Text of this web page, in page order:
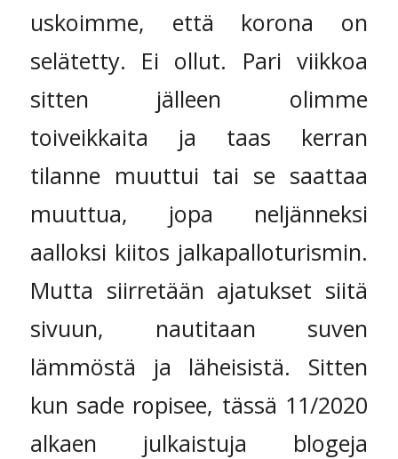
uskoimme, että korona on
selätetty. Ei ollut. Pari viikkoa
sitten jälleen olimme
toiveikkaita ja taas kerran
tilanne muuttui tai se saattaa
muuttua, jopa neljänneksi
aalloksi kiitos jalkapalloturismin.
Mutta siirretään ajatukset siitä
sivuun, nautitaan suven
lämmöstä ja läheisistä. Sitten
kun sade ropisee, tässä 11/2020
alkaen julkaistuja blogeja